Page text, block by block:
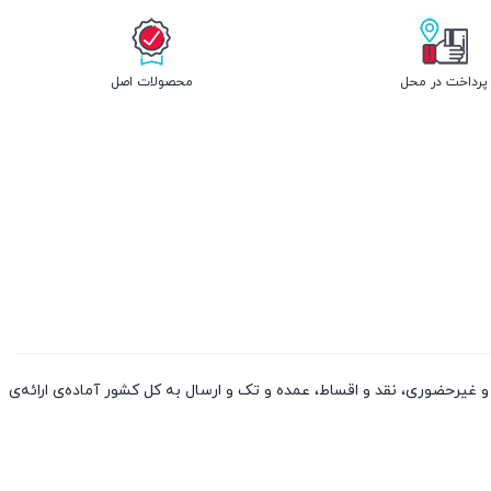
پرداخت در محل محصولات اصل
از چین و دوبی، به صورت حضوری و غیرحضوری، نقد و اقساط، عمده و تک و ارسال به کل کشور آماده‌ی ارائه‌ی